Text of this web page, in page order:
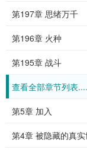
第197章 思绪万千
第196章 火种
第195章 战斗
查看全部章节列表
第5章 加入
第4章 被隐藏的真实